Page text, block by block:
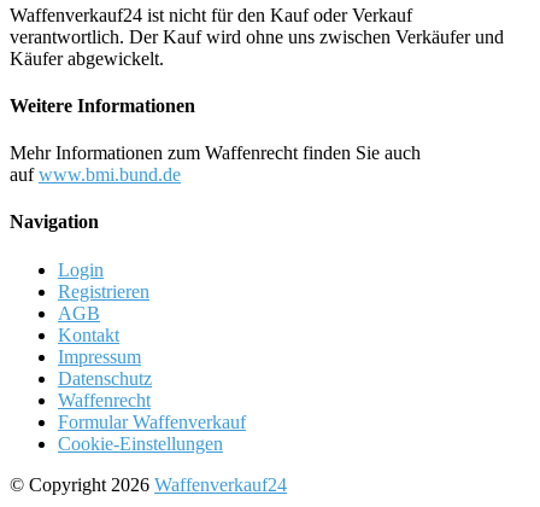
Waffenverkauf24 ist nicht für den Kauf oder Verkauf
verantwortlich. Der Kauf wird ohne uns zwischen Verkäufer und
Käufer abgewickelt.
Weitere Informationen
Mehr Informationen zum Waffenrecht finden Sie auch
aufwww.bmi.bund.de
Navigation
Login
Registrieren
AGB
Kontakt
Impressum
Datenschutz
Waffenrecht
Formular Waffenverkauf
Cookie-Einstellungen
© Copyright 2026 Waffenverkauf24